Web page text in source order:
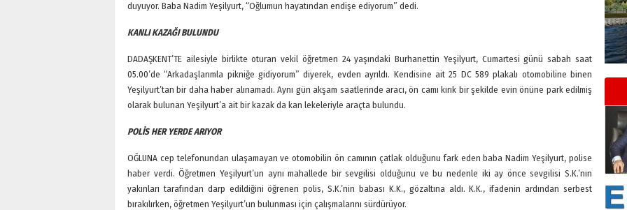
duyuyor. Baba Nadim Yeşilyurt, “Oğlumun hayatından endişe ediyorum” dedi.
KANLI KAZAĞI BULUNDU
DADAŞKENT’TE ailesiyle birlikte oturan vekil öğretmen 24 yaşındaki Burhanettin Yeşilyurt, Cumartesi günü sabah saat
05.00’de “Arkadaşlarımla pikniğe gidiyorum” diyerek, evden ayrıldı. Kendisine ait 25 DC 589 plakalı otomobiline binen
Yeşilyurt’tan bir daha haber alınamadı. Aynı gün akşam saatlerinde aracı, ön camı kırık bir şekilde evin önüne park edilmiş
olarak bulunan Yeşilyurt’a ait bir kazak da kan lekeleriyle araçta bulundu.
POLİS HER YERDE ARIYOR
OĞLUNA cep telefonundan ulaşamayan ve otomobilin ön camının çatlak olduğunu fark eden baba Nadim Yeşilyurt, polise
haber verdi. Öğretmen Yeşilyurt’un aynı mahallede bir sevgilisi olduğunu ve bu nedenle iki ay önce sevgilisi S.K.’nın
yakınları tarafından darp edildiğini öğrenen polis, S.K.’nin babası K.K., gözaltına aldı. K.K., ifadenin ardından serbest
bırakılırken, öğretmen Yeşilyurt’un bulunması için çalışmalarını sürdürüyor.